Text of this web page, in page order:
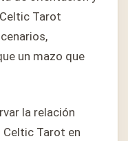
Tarot
un mazo que
la relación
Celtic Tarot en